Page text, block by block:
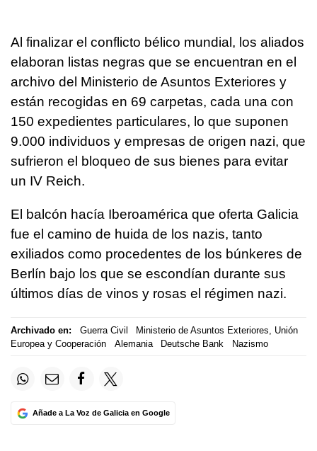
Al finalizar el conflicto bélico mundial, los aliados
elaboran listas negras que se encuentran en el
archivo del Ministerio de Asuntos Exteriores y
están recogidas en 69 carpetas, cada una con
150 expedientes particulares, lo que suponen
9.000 individuos y empresas de origen nazi, que
sufrieron el bloqueo de sus bienes para evitar
un IV Reich.
El balcón hacía Iberoamérica que oferta Galicia
fue el camino de huida de los nazis, tanto
exiliados como procedentes de los búnkeres de
Berlín bajo los que se escondían durante sus
últimos días de vinos y rosas el régimen nazi.
Archivado en: Guerra Civil
Ministerio de Asuntos Exteriores, Unión
Europea y Cooperación
Alemania Deutsche Bank Nazismo
Añade a La Voz de Galicia en Google